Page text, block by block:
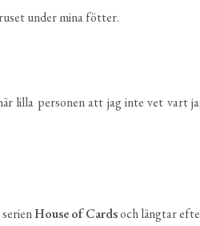
under mina fötter.
lilla personen att jag inte vet vart
Houseof Cardsoch längtar